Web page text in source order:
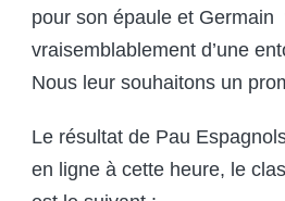
pour son épaule et Germain
vraisemblablement d’une
Nous leur souhaitons un
Le résultat de Pau
en ligne à cette heure, le